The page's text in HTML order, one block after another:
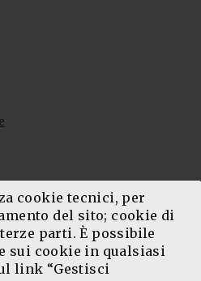
cookie tecnici, per
del sito; cookie di
parti. È possibile
sui cookie in qualsiasi
link “Gestisci